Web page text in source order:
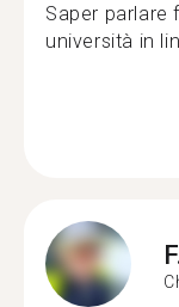
Saper parlare
università in